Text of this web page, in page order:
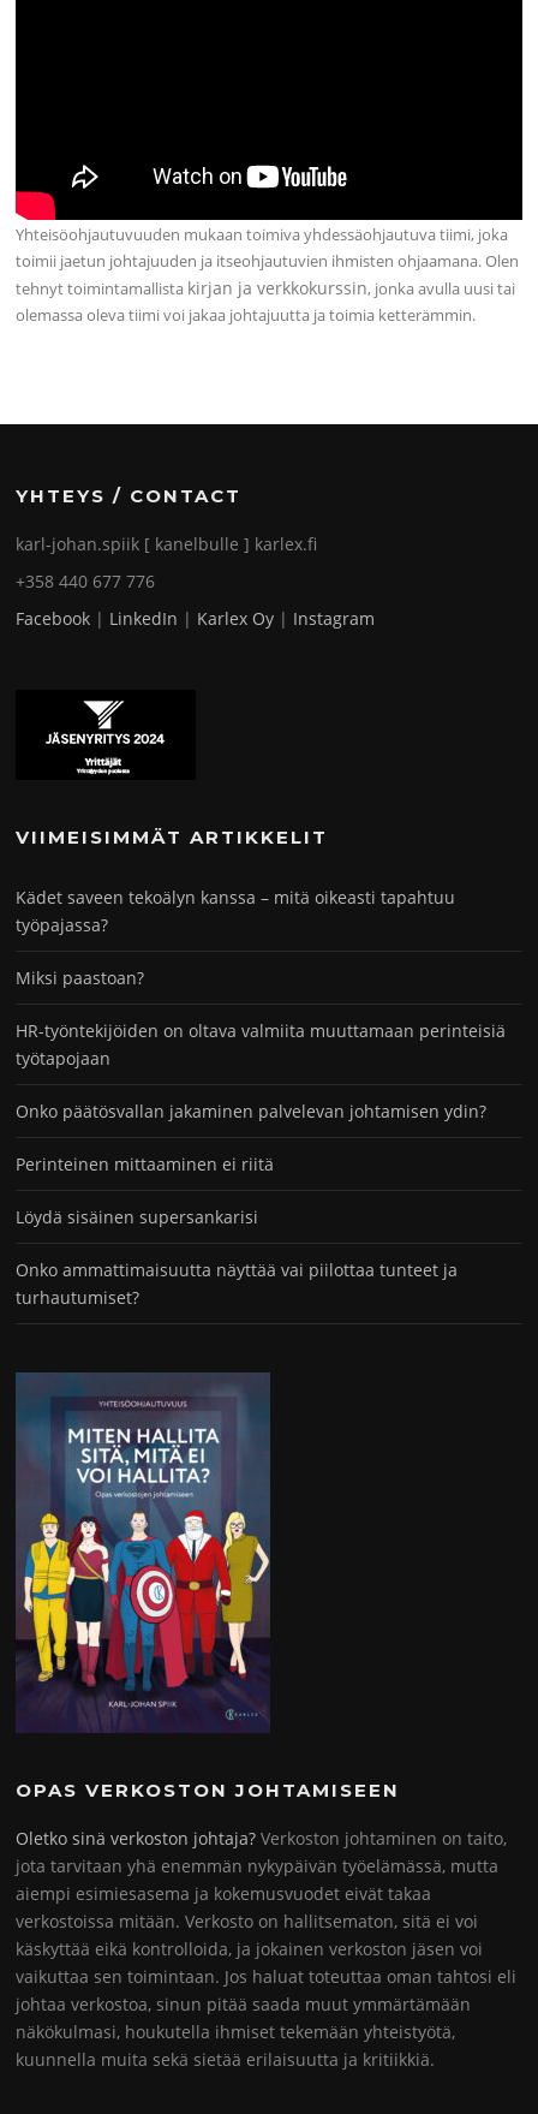
Yhteisöohjautuvuuden mukaan toimiva yhdessäohjautuva tiimi, joka
toimii jaetun johtajuuden ja itseohjautuvien ihmisten ohjaamana. Olen
tehnyt toimintamallista kirjan ja verkkokurssin, jonka avulla uusi tai
olemassa oleva tiimi voi jakaa johtajuutta ja toimia ketterämmin.
YHTEYS / CONTACT
karl-johan.spiik [ kanelbulle ] karlex.fi
+358 440 677 776
Facebook | LinkedIn | Karlex Oy | Instagram
VIIMEISIMMÄT ARTIKKELIT
Kädet saveen tekoälyn kanssa – mitä oikeasti tapahtuu
työpajassa?
Miksi paastoan?
HR-työntekijöiden on oltava valmiita muuttamaan perinteisiä
työtapojaan
Onko päätösvallan jakaminen palvelevan johtamisen ydin?
Perinteinen mittaaminen ei riitä
Löydä sisäinen supersankarisi
Onko ammattimaisuutta näyttää vai piilottaa tunteet ja
turhautumiset?
OPAS VERKOSTON JOHTAMISEEN
Oletko sinä verkoston johtaja? Verkoston johtaminen on taito,
jota tarvitaan yhä enemmän nykypäivän työelämässä, mutta
aiempi esimiesasema ja kokemusvuodet eivät takaa
verkostoissa mitään. Verkosto on hallitsematon, sitä ei voi
käskyttää eikä kontrolloida, ja jokainen verkoston jäsen voi
vaikuttaa sen toimintaan. Jos haluat toteuttaa oman tahtosi eli
johtaa verkostoa, sinun pitää saada muut ymmärtämään
näkökulmasi, houkutella ihmiset tekemään yhteistyötä,
kuunnella muita sekä sietää erilaisuutta ja kritiikkiä.